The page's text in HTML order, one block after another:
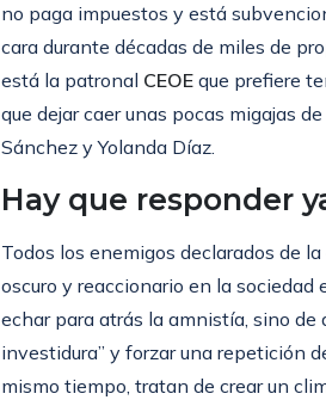
no paga impuestos y está
cara durante décadas de miles de
está la patronal CEOE que prefiere
que dejar caer unas pocas migajas
Sánchez y Yolanda Díaz.
Hay que responder
Todos los enemigos declarados de
oscuro y reaccionario en la
echar para atrás la amnistía, sino
investidura” y forzar una repetición
mismo tiempo, tratan de crear un